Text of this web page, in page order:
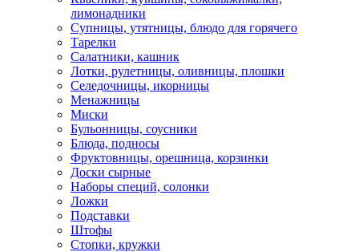
лимонадники
Супницы, утятницы, блюдо для горячего
Тарелки
Салатники, кашник
Лотки, рулетницы, оливницы, плошки
Селедочницы, икорницы
Менажницы
Миски
Бульонницы, соусники
Блюда, подносы
Фруктовницы, орешница, корзинки
Доски сырные
Наборы специй, солонки
Ложки
Подставки
Штофы
Стопки, кружки